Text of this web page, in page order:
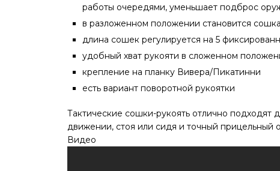
работы очередями, уменьшает подброс
в разложенном положении становится
длина сошек регулируется на 5
удобный хват рукояти в сложенном
крепление на планку Вивера/Пикатинни
есть вариант поворотной рукоятки
Тактические сошки-рукоять отлично подходят
движении, стоя или сидя и точный прицельный
Видео